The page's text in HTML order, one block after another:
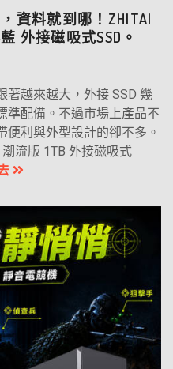
資料就到哪！ZHITAI
外接磁吸式SSD。
著越來越大，外接 SSD 幾
準配備。不過市場上產品不
便利與外型設計的卻不多。
流版 1TB 外接磁吸式